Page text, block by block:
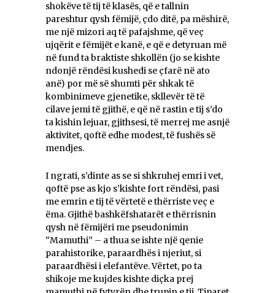
shokëve të tij të klasës, që e tallnin
pareshtur qysh fëmijë, çdo ditë, pa mëshirë,
me një mizori aq të pafajshme, që veç
ujqërit e fëmijët e kanë, e që e detyruan më
në fund ta braktiste shkollën (jo se kishte
ndonjë rëndësi kushedi se çfarë në ato
anë) por më së shumti për shkak të
kombinimeve gjenetike, skllevër të të
cilave jemi të gjithë, e që në rastin e tij s’do
ta kishin lejuar, gjithsesi, të merrej me asnjë
aktivitet, qoftë edhe modest, të fushës së
mendjes.
I ngrati, s’dinte as se si shkruhej emri i vet,
qoftë pse as kjo s’kishte fort rëndësi, pasi
me emrin e tij të vërtetë e thërriste veç e
ëma. Gjithë bashkëfshatarët e thërrisnin
qysh në fëmijëri me pseudonimin
“Mamuthi” – a thua se ishte një qenie
parahistorike, paraardhës i njeriut, si
paraardhësi i elefantëve. Vërtet, po ta
shikoje me kujdes kishte diçka prej